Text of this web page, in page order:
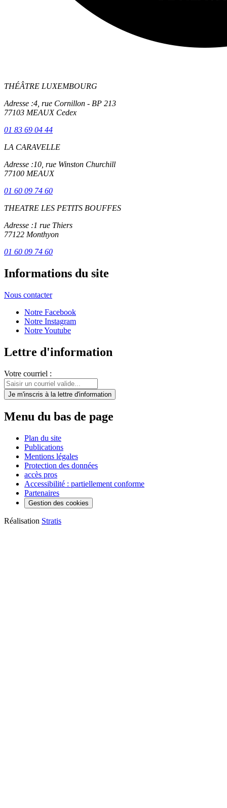
THÉÂTRE LUXEMBOURG
Adresse :4, rue Cornillon - BP 213
77103 MEAUX Cedex
01 83 69 04 44
LA CARAVELLE
Adresse :10, rue Winston Churchill
77100 MEAUX
01 60 09 74 60
THEATRE LES PETITS BOUFFES
Adresse :1 rue Thiers
77122 Monthyon
01 60 09 74 60
Informations du site
Nous contacter
Notre Facebook
Notre Instagram
Notre Youtube
Lettre d'information
Votre courriel :
Je m'inscris à la lettre d'information
Menu du bas de page
Plan du site
Publications
Mentions légales
Protection des données
accès pros
Accessibilité : partiellement conforme
Partenaires
Gestion des cookies
Réalisation Stratis